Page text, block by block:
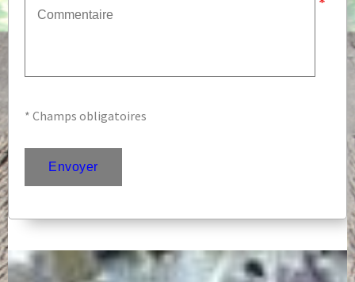
* Champs obligatoires